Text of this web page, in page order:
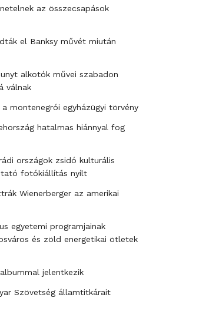
az összecsapások
el Banksy művét miután
alkotók művei szabadon
válnak
montenegrói egyházügyi törvény
hatalmas hiánnyal fog
országok zsidó kulturális
fotókiállítás nyílt
Wienerberger az amerikai
egyetemi programjainak
és zöld energetikai ötletek
jelentkezik
Szövetség államtitkárait